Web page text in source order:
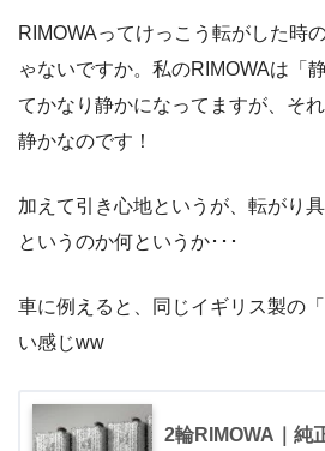
RIMOWAってけっこう転がした時
ゃないですか。私のRIMOWAは「
てかなり静かになってますが、そ
静かなのです！
加えて引き心地というが、転がり
というのか何というか･･･
車に例えると、同じイギリス製の
い感じww
2輪RIMOWA｜純